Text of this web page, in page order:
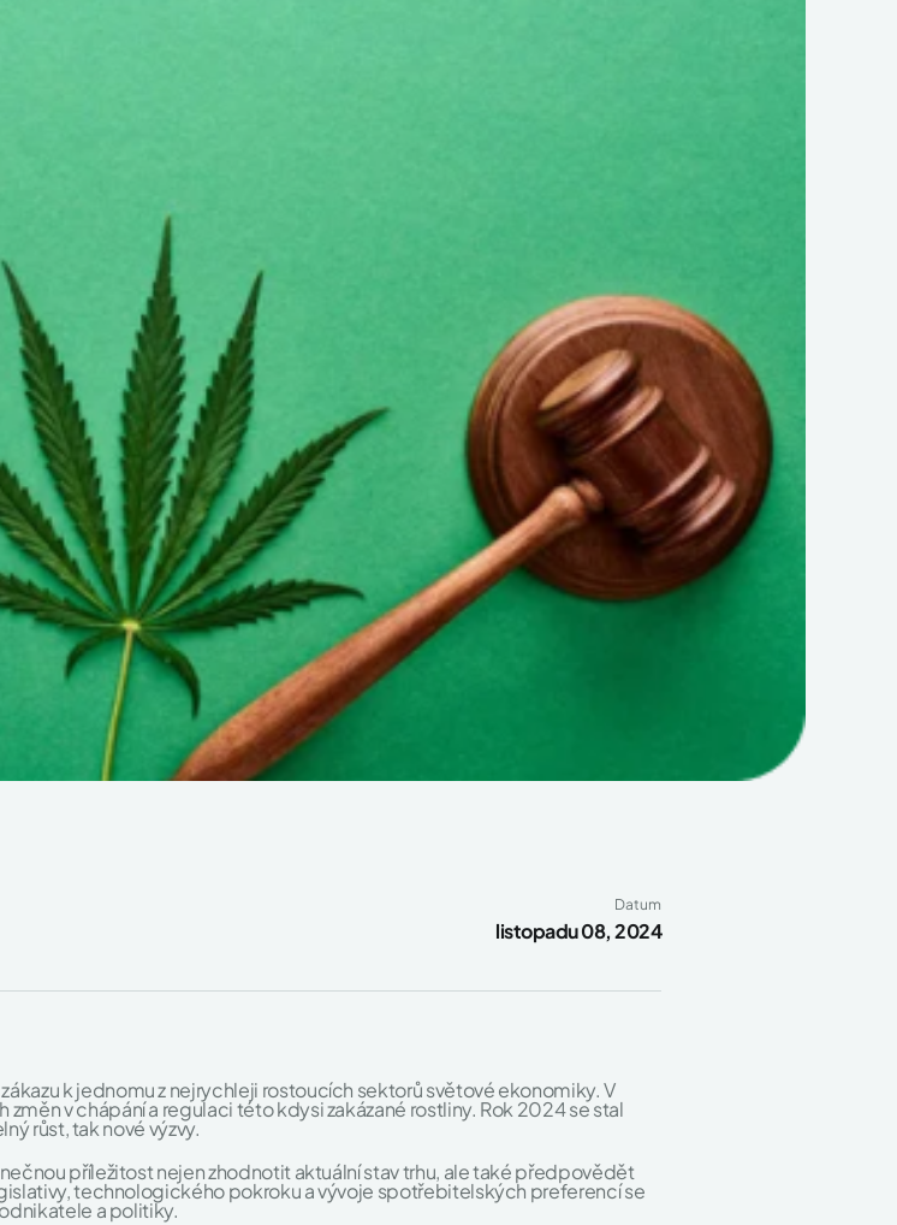
Datum
listopadu 08, 2024
k jednomu z nejrychleji rostoucích sektorů světové ekonomiky. V
v chápání a regulaci této kdysi zakázané rostliny. Rok 2024 se stal
růst, tak nové výzvy.
příležitost nejen zhodnotit aktuální stav trhu, ale také předpovědět
technologického pokroku a vývoje spotřebitelských preferencí se
a politiky.